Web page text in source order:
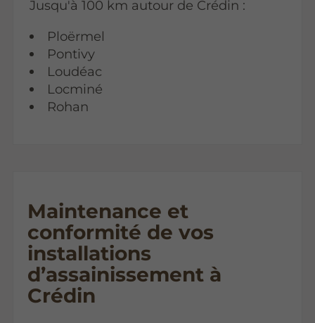
Jusqu'à 100 km autour de Crédin :
Ploërmel
Pontivy
Loudéac
Locminé
Rohan
Maintenance et
conformité de vos
installations
d’assainissement à
Crédin